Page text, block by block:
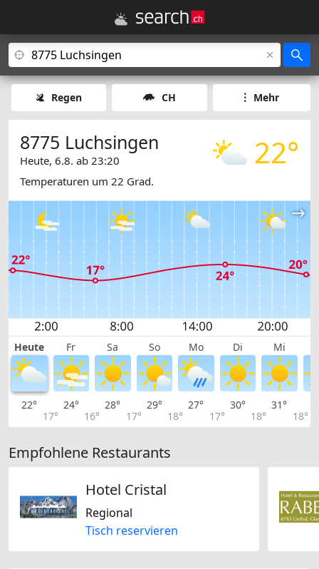
Regen CH Mehr
22°
8775 Luchsingen
Heute, 6.8. ab 23:20
Temperaturen um 22 Grad.
Heute Fr Sa So Mo Di Mi
22°
17°
24°
16°
28°
17°
29°
18°
27°
17°
30°
18°
31°
18°
Empfohlene Restaurants
Hotel Cristal
Regional
Tisch reservieren